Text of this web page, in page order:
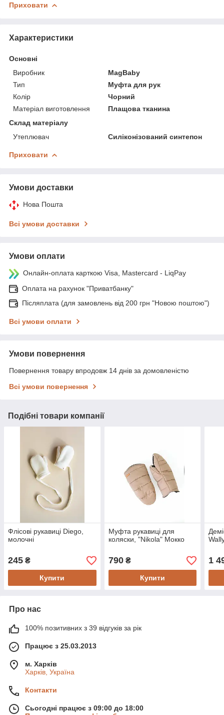
Приховати
Характеристики
Основні
Виробник
MagBaby
Тип
Муфта для рук
Колір
Чорний
Матеріал виготовлення
Плащова тканина
Склад матеріалу
Утеплювач
Силіконізований синтепон
Приховати
Умови доставки
Нова Пошта
Всі умови доставки
Умови оплати
Онлайн-оплата карткою Visa, Mastercard - LiqPay
Оплата на рахунок "Приватбанку"
Післяплата (для замовлень від 200 грн "Новою поштою")
Всі умови оплати
Умови повернення
Повернення товару впродовж 14 днів за домовленістю
Всі умови повернення
Подібні товари компанії
Флісові рукавиці Diego,
молочні
245 ₴
Купити
Муфта рукавиці для
коляски, "Nikola" Мокко
790₴
Купити
1
Про нас
100% позитивних з 39 відгуків за рік
Працює з 25.03.2013
м. Харків
Харків, Україна
Контакти
Сьогодні працює з 09:00 до 18:00